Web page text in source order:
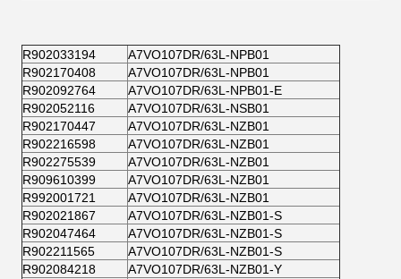
R902033194
A7VO107DR/63L-NPB01
R902170408
A7VO107DR/63L-NPB01
R902092764
A7VO107DR/63L-NPB01-E
R902052116
A7VO107DR/63L-NSB01
R902170447
A7VO107DR/63L-NZB01
R902216598
A7VO107DR/63L-NZB01
R902275539
A7VO107DR/63L-NZB01
R909610399
A7VO107DR/63L-NZB01
R992001721
A7VO107DR/63L-NZB01
R902021867
A7VO107DR/63L-NZB01-S
R902047464
A7VO107DR/63L-NZB01-S
R902211565
A7VO107DR/63L-NZB01-S
R902084218
A7VO107DR/63L-NZB01-Y